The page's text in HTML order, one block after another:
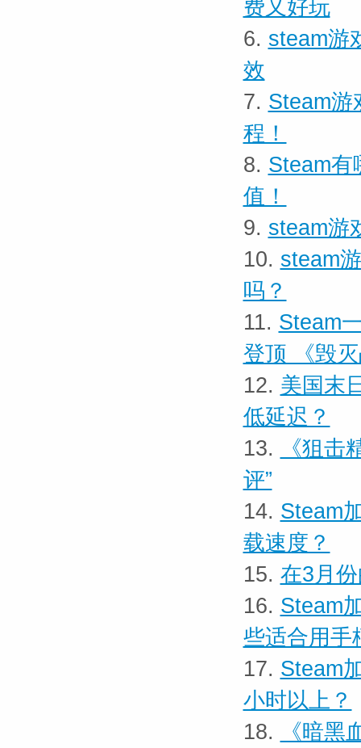
费又好玩
6. steam游
效
7. Steam游
程！
8. Steam有
值！
9. steam游
10. steam
吗？
11. Steam
登顶 《毁
12. 美国末
低延迟？
13.
《狙击
评”
14. Steam
载速度？
15. 在3月
16. Steam
些适合用手
17. Steam
小时以上？
18.
《暗